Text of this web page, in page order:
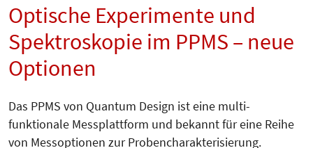
Optische Experimente und
Spektroskopie im PPMS – neue
Optionen
Das PPMS von Quantum Design ist eine multi-
funktionale Messplattform und bekannt für eine Reihe
von Messoptionen zur Probencharakterisierung.